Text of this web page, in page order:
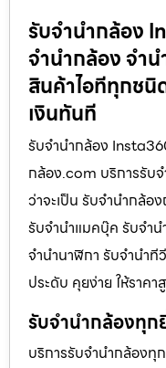
รับจำนำกล้อง
จํานํากล้อง จำ
สินค้าไอทีทุกชนิ
เงินทันที
รับจำนำกล้อง
กล้อง.com บริการรับ
ว่าจะเป็น รับจํานํากล้อ
รับจํานําแมคบุ๊ค รับจํานํ
จํานํานาฬิกา รับจํานําที
ประดับ คุยง่าย ให้ราค
รับจำนำกล้องทุก
บริการรับจำนำกล้องทุ